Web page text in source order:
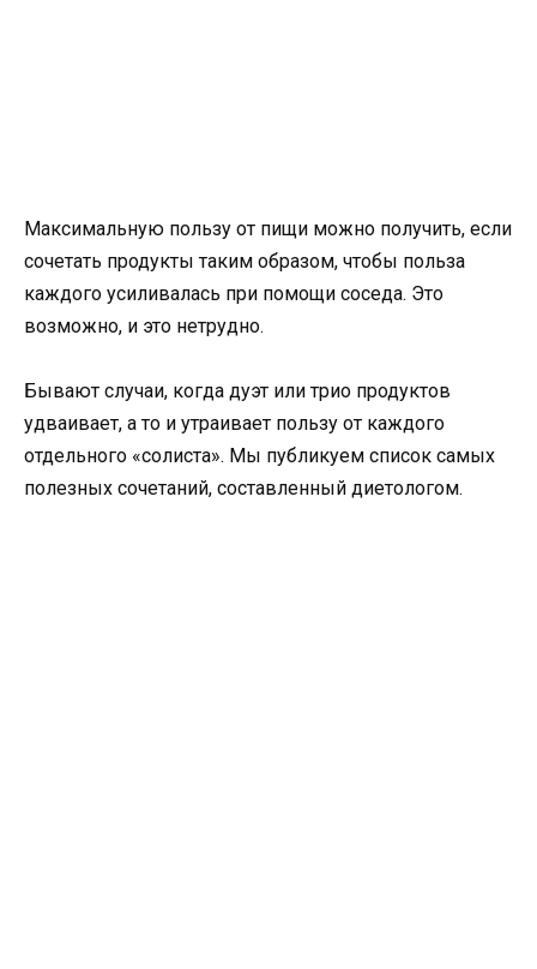
Максимальную пользу от пищи можно получить, если
сочетать продукты таким образом, чтобы польза
каждого усиливалась при помощи соседа. Это
возможно, и это нетрудно.
Бывают случаи, когда дуэт или трио продуктов
удваивает, а то и утраивает пользу от каждого
отдельного «солиста». Мы публикуем список самых
полезных сочетаний, составленный диетологом.